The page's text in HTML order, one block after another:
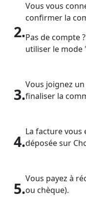
2.
Vous vous
confirmer la
Pas de compte
utiliser le mode
3.
Vous joignez
finaliser la
4.
La facture vous
déposée sur
5.
Vous payez à
ou chèque).